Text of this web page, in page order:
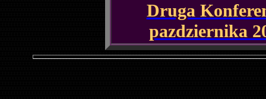
Druga
pazdziernika